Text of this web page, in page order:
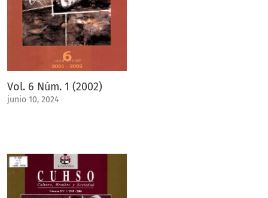
Vol. 6 Núm. 1 (2002)
junio 10, 2024